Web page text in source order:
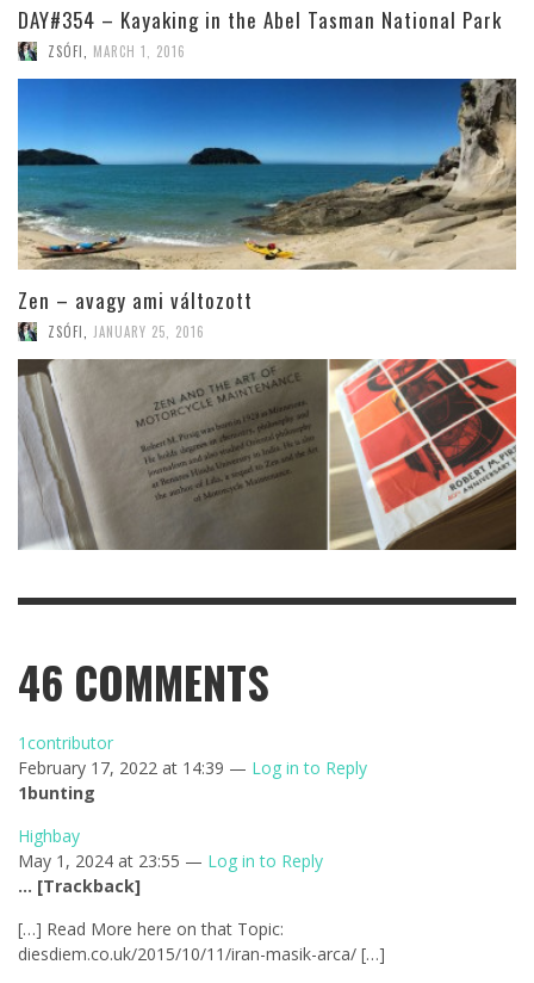
DAY#354 – Kayaking in the Abel Tasman National Park
ZSÓFI MARCH 1, 2016
Zen – avagy ami változott
ZSÓFI JANUARY 25, 2016
46 COMMENTS
1contributor
February 17, 2022 at 14:39 — Log in to Reply
1bunting
Highbay
May 1, 2024 at 23:55 — Log in to Reply
… [Trackback]
[…] Read More here on that Topic:
diesdiem.co.uk/2015/10/11/iran-masik-arca/ […]